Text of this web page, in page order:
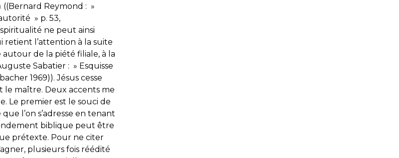
((Bernard Reymond : »
» p. 53,
spiritualité ne peut ainsi
retient l’attention à la suite
de la piété filiale, à la
Sabatier : » Esquisse
1969)). Jésus cesse
le maître. Deux accents me
Le premier est le souci de
l’on s’adresse en tenant
biblique peut être
prétexte. Pour ne citer
plusieurs fois réédité